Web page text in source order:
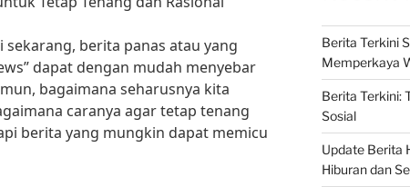
berita panas atau yang
dapat dengan mudah menyebar
bagaimana seharusnya kita
caranya agar tetap tenang
berita yang mungkin dapat memicu
Berita Terkini
Memperkaya
Berita Terkini:
Sosial
Update Berita
Hiburan dan